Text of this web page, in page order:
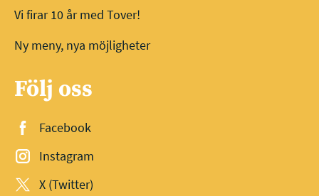
Vi firar 10 år med Tover!
Ny meny, nya möjligheter
Följ oss
Facebook
Instagram
X (Twitter)